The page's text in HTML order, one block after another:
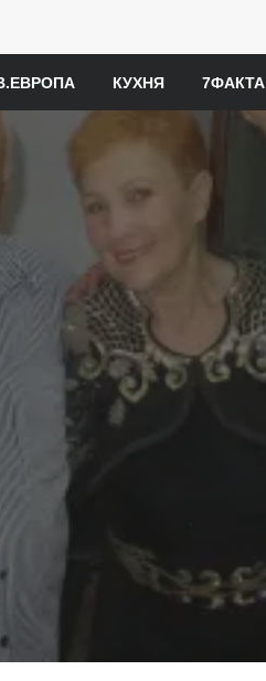
КУХНЯ 7ФАКТА